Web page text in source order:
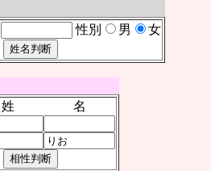
性別 男 女
姓
名